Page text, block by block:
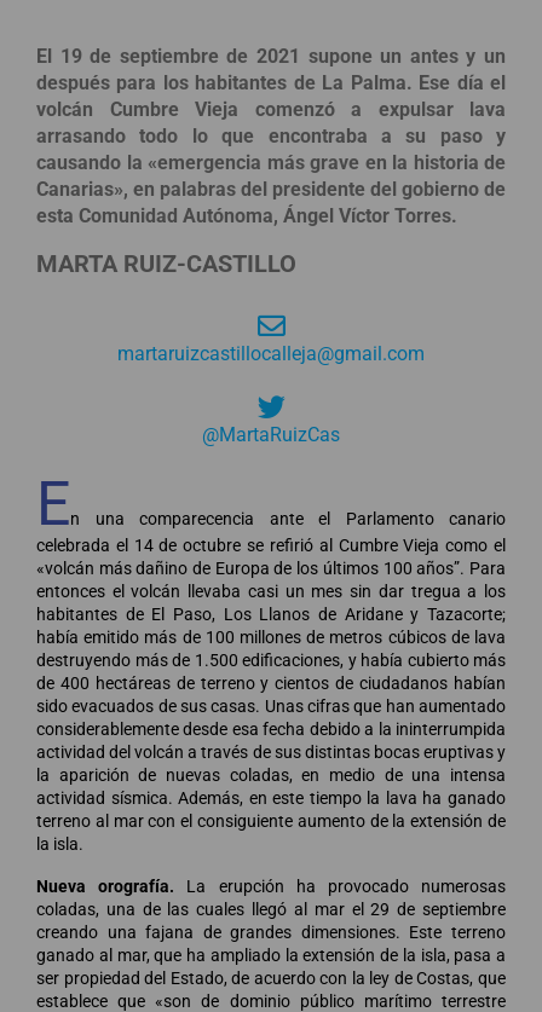
El 19 de septiembre de 2021 supone un antes y un
después para los habitantes de La Palma. Ese día el
volcán Cumbre Vieja comenzó a expulsar lava
arrasando todo lo que encontraba a su paso y
causando la «emergencia más grave en la historia de
Canarias», en palabras del presidente del gobierno de
esta Comunidad Autónoma, Ángel Víctor Torres.
MARTA RUIZ-CASTILLO
martaruizcastillocalleja@gmail.com
@MartaRuizCas
En una comparecencia ante el Parlamento canario
celebrada el 14 de octubre se refirió al Cumbre Vieja como el
«volcán más dañino de Europa de los últimos 100 años”. Para
entonces el volcán llevaba casi un mes sin dar tregua a los
habitantes de El Paso, Los Llanos de Aridane y Tazacorte;
había emitido más de 100 millones de metros cúbicos de lava
destruyendo más de 1.500 edificaciones, y había cubierto más
de 400 hectáreas de terreno y cientos de ciudadanos habían
sido evacuados de sus casas. Unas cifras que han aumentado
considerablemente desde esa fecha debido a la ininterrumpida
actividad del volcán a través de sus distintas bocas eruptivas y
la aparición de nuevas coladas, en medio de una intensa
actividad sísmica. Además, en este tiempo la lava ha ganado
terreno al mar con el consiguiente aumento de la extensión de
la isla.
Nueva orografía. La erupción ha provocado numerosas
coladas, una de las cuales llegó al mar el 29 de septiembre
creando una fajana de grandes dimensiones. Este terreno
ganado al mar, que ha ampliado la extensión de la isla, pasa a
ser propiedad del Estado, de acuerdo con la ley de Costas, que
establece que «son de dominio público marítimo terrestre